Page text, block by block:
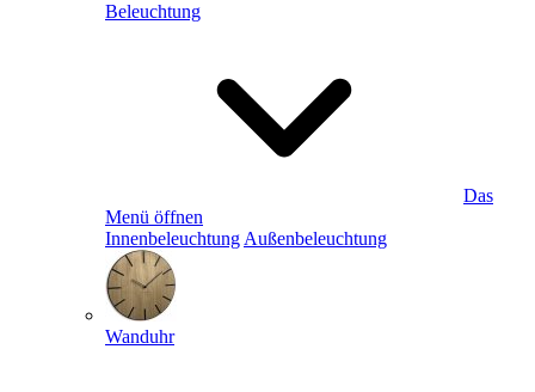
Beleuchtung
Das
Menü öffnen
Innenbeleuchtung Außenbeleuchtung
Wanduhr